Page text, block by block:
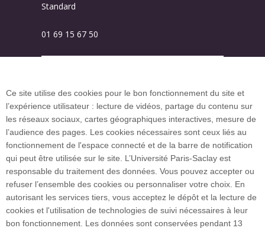
Standard
01 69 15 67 50
Plan du site
Investissement d’avenir (CGI)
Accueil des publics internationaux
Ce site utilise des cookies pour le bon fonctionnement du site et
l’expérience utilisateur : lecture de vidéos, partage du contenu sur
les réseaux sociaux, cartes géographiques interactives, mesure de
l’audience des pages. Les cookies nécessaires sont ceux liés au
fonctionnement de l'espace connecté et de la barre de notification
qui peut être utilisée sur le site. L’Université Paris-Saclay est
responsable du traitement des données. Vous pouvez accepter ou
refuser l’ensemble des cookies ou personnaliser votre choix. En
autorisant les services tiers, vous acceptez le dépôt et la lecture de
cookies et l'utilisation de technologies de suivi nécessaires à leur
bon fonctionnement. Les données sont conservées pendant 13